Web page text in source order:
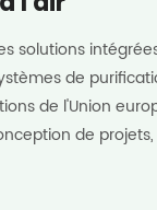
solutions
de
de l'Union
de